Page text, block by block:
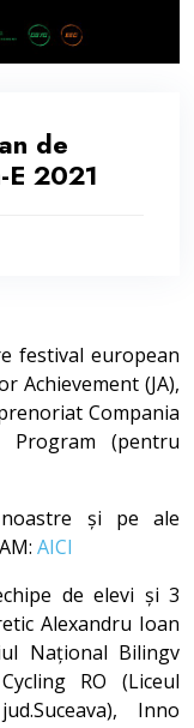
de
2021
festival european
Achievement (JA),
Compania
(pentru
și pe ale
AICI
de elevi și 3
Alexandru Ioan
Național Bilingv
RO (Liceul
Inno